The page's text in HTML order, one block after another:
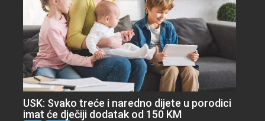
USK: Svako treće i naredno dijete u porodici
imat će dječiji dodatak od 150 KM